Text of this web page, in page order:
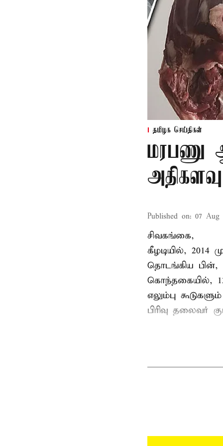
தமிழக செய்திகள்
மரபணு
Published on: 07 Aug
சிவகங்கை,
கீழடியில்,
தொடங்கிய பின்,
கொந்தகையில்,
எலும்பு
பிரிவு தலைவர்